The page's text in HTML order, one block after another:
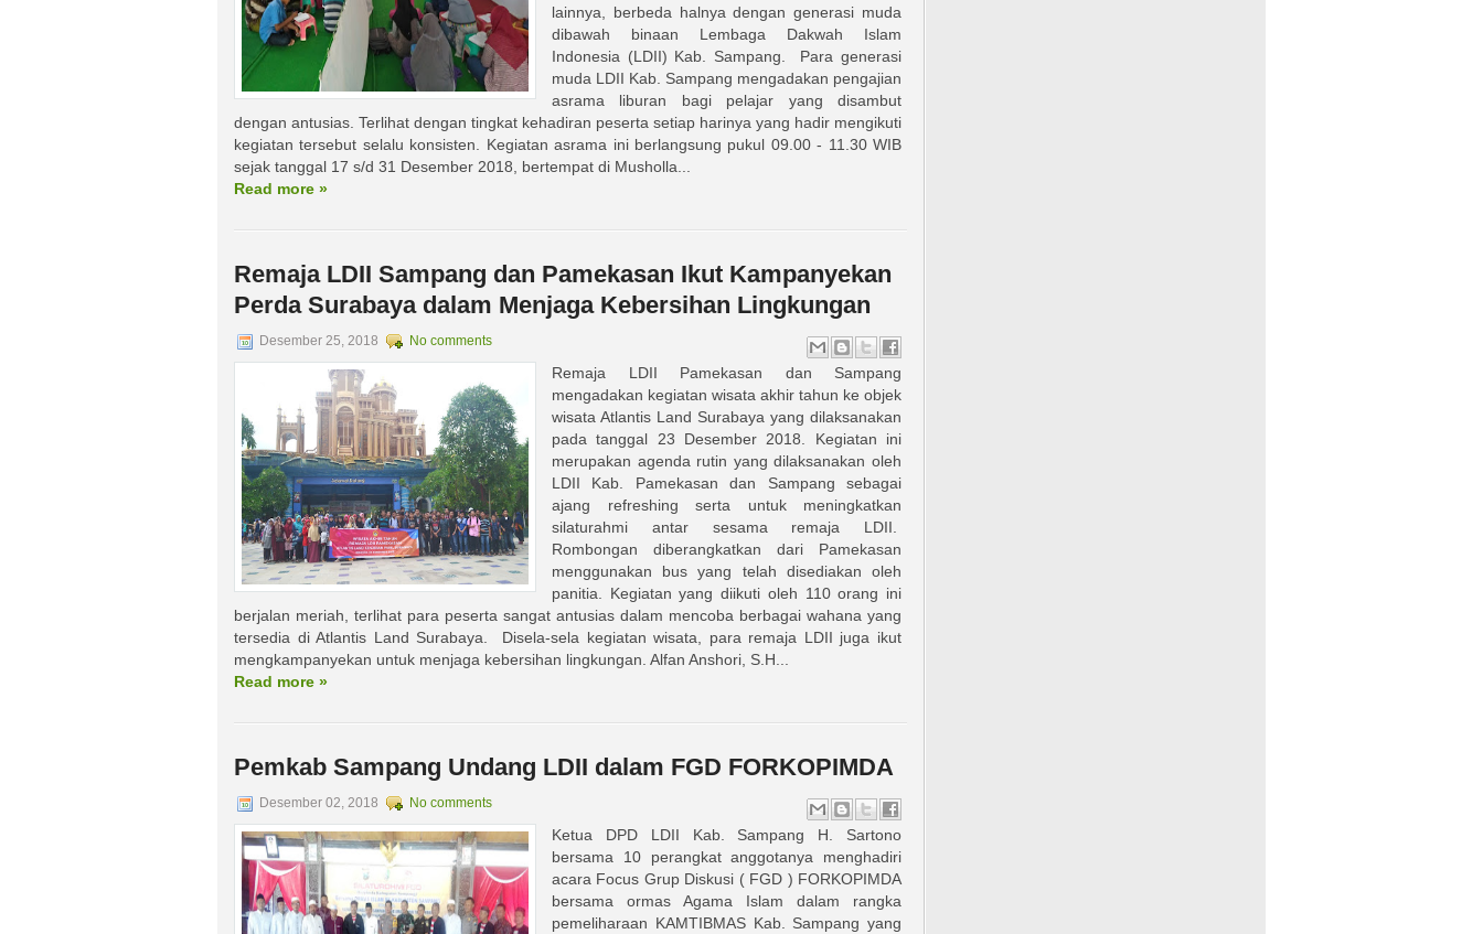
lainnya, berbeda halnya dengan generasi muda
dibawah binaan Lembaga Dakwah Islam
Indonesia (LDII) Kab. Sampang. Para generasi
muda LDII Kab. Sampang mengadakan pengajian
asrama liburan bagi pelajar yang disambut
dengan antusias. Terlihat dengan tingkat kehadiran peserta setiap harinya yang hadir mengikuti
kegiatan tersebut selalu konsisten. Kegiatan asrama ini berlangsung pukul 09.00 - 11.30 WIB
sejak tanggal 17 s/d 31 Desember 2018, bertempat di Musholla...
Read more »
Remaja LDII Sampang dan Pamekasan Ikut Kampanyekan
Perda Surabaya dalam Menjaga Kebersihan Lingkungan
Desember 25, 2018 No comments
Remaja LDII Pamekasan dan Sampang
mengadakan kegiatan wisata akhir tahun ke objek
wisata Atlantis Land Surabaya yang dilaksanakan
pada tanggal 23 Desember 2018. Kegiatan ini
merupakan agenda rutin yang dilaksanakan oleh
LDII Kab. Pamekasan dan Sampang sebagai
ajang refreshing serta untuk meningkatkan
silaturahmi antar sesama remaja LDII.
Rombongan diberangkatkan dari Pamekasan
menggunakan bus yang telah disediakan oleh
panitia. Kegiatan yang diikuti oleh 110 orang ini
berjalan meriah, terlihat para peserta sangat antusias dalam mencoba berbagai wahana yang
tersedia di Atlantis Land Surabaya. Disela-sela kegiatan wisata, para remaja LDII juga ikut
mengkampanyekan untuk menjaga kebersihan lingkungan. Alfan Anshori, S.H...
Read more »
Pemkab Sampang Undang LDII dalam FGD FORKOPIMDA
Desember 02, 2018 No comments
Ketua DPD LDII Kab. Sampang H. Sartono
bersama 10 perangkat anggotanya menghadiri
acara Focus Grup Diskusi ( FGD ) FORKOPIMDA
bersama ormas Agama Islam dalam rangka
pemeliharaan KAMTIBMAS Kab. Sampang yang